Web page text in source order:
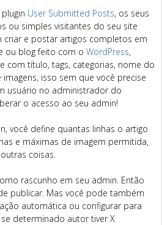
User Submitted Posts, os seus
ou simples visitantes do seu site
criar e postar artigos completos em
ou blog feito com o WordPress,
com título, tags, categorias, nome do
imagens, isso sem que você precise
usuário no administrador do
o acesso ao seu admin!
você define quantas linhas o artigo
e máximas de imagem permitida,
coisas.
rascunho em seu admin. Então
publicar. Mas você pode também
automática ou configurar para
determinado autor tiver X